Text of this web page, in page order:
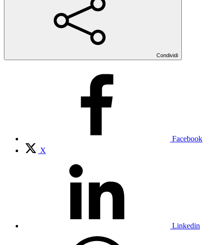
Condividi
Facebook
X
Linkedin